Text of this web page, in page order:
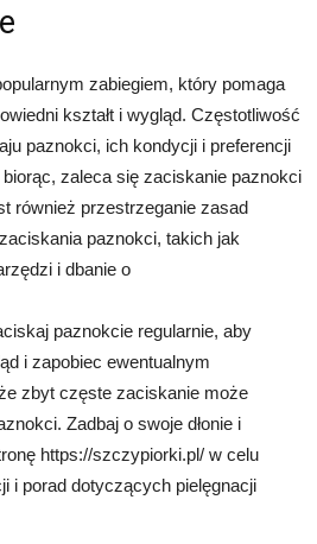
zabiegiem, który pomaga
kształt i wygląd. Częstotliwość
paznokci, ich kondycji i preferencji
zaleca się zaciskanie paznokci
również przestrzeganie zasad
paznokci, takich jak
i dbanie o
paznokcie regularnie, aby
i zapobiec ewentualnym
zbyt częste zaciskanie może
Zadbaj o swoje dłonie i
https://szczypiorki.pl/ w celu
i porad dotyczących pielęgnacji